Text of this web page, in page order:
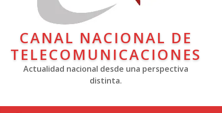
CANAL NACIONAL DE
TELECOMUNICACIONES
Actualidad nacional desde una perspectiva
distinta.